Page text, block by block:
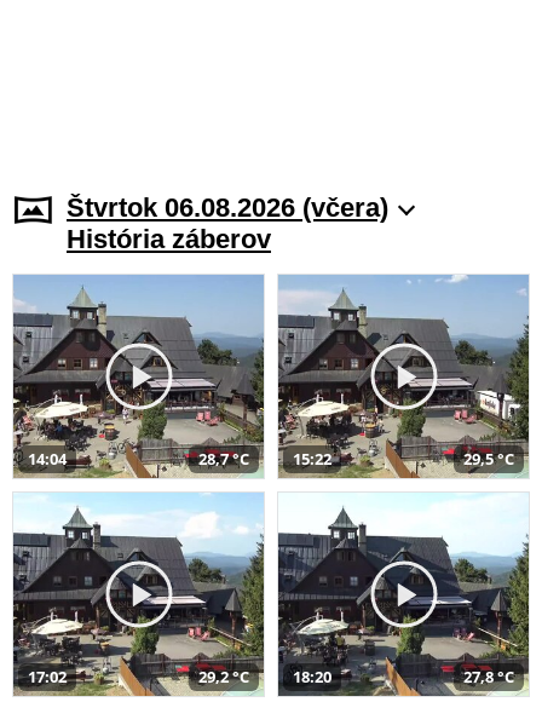
Štvrtok 06.08.2026 (včera)
História záberov
14:04 28,7 °C 15:22 29,5 °C
17:02 29,2 °C 18:20 27,8 °C